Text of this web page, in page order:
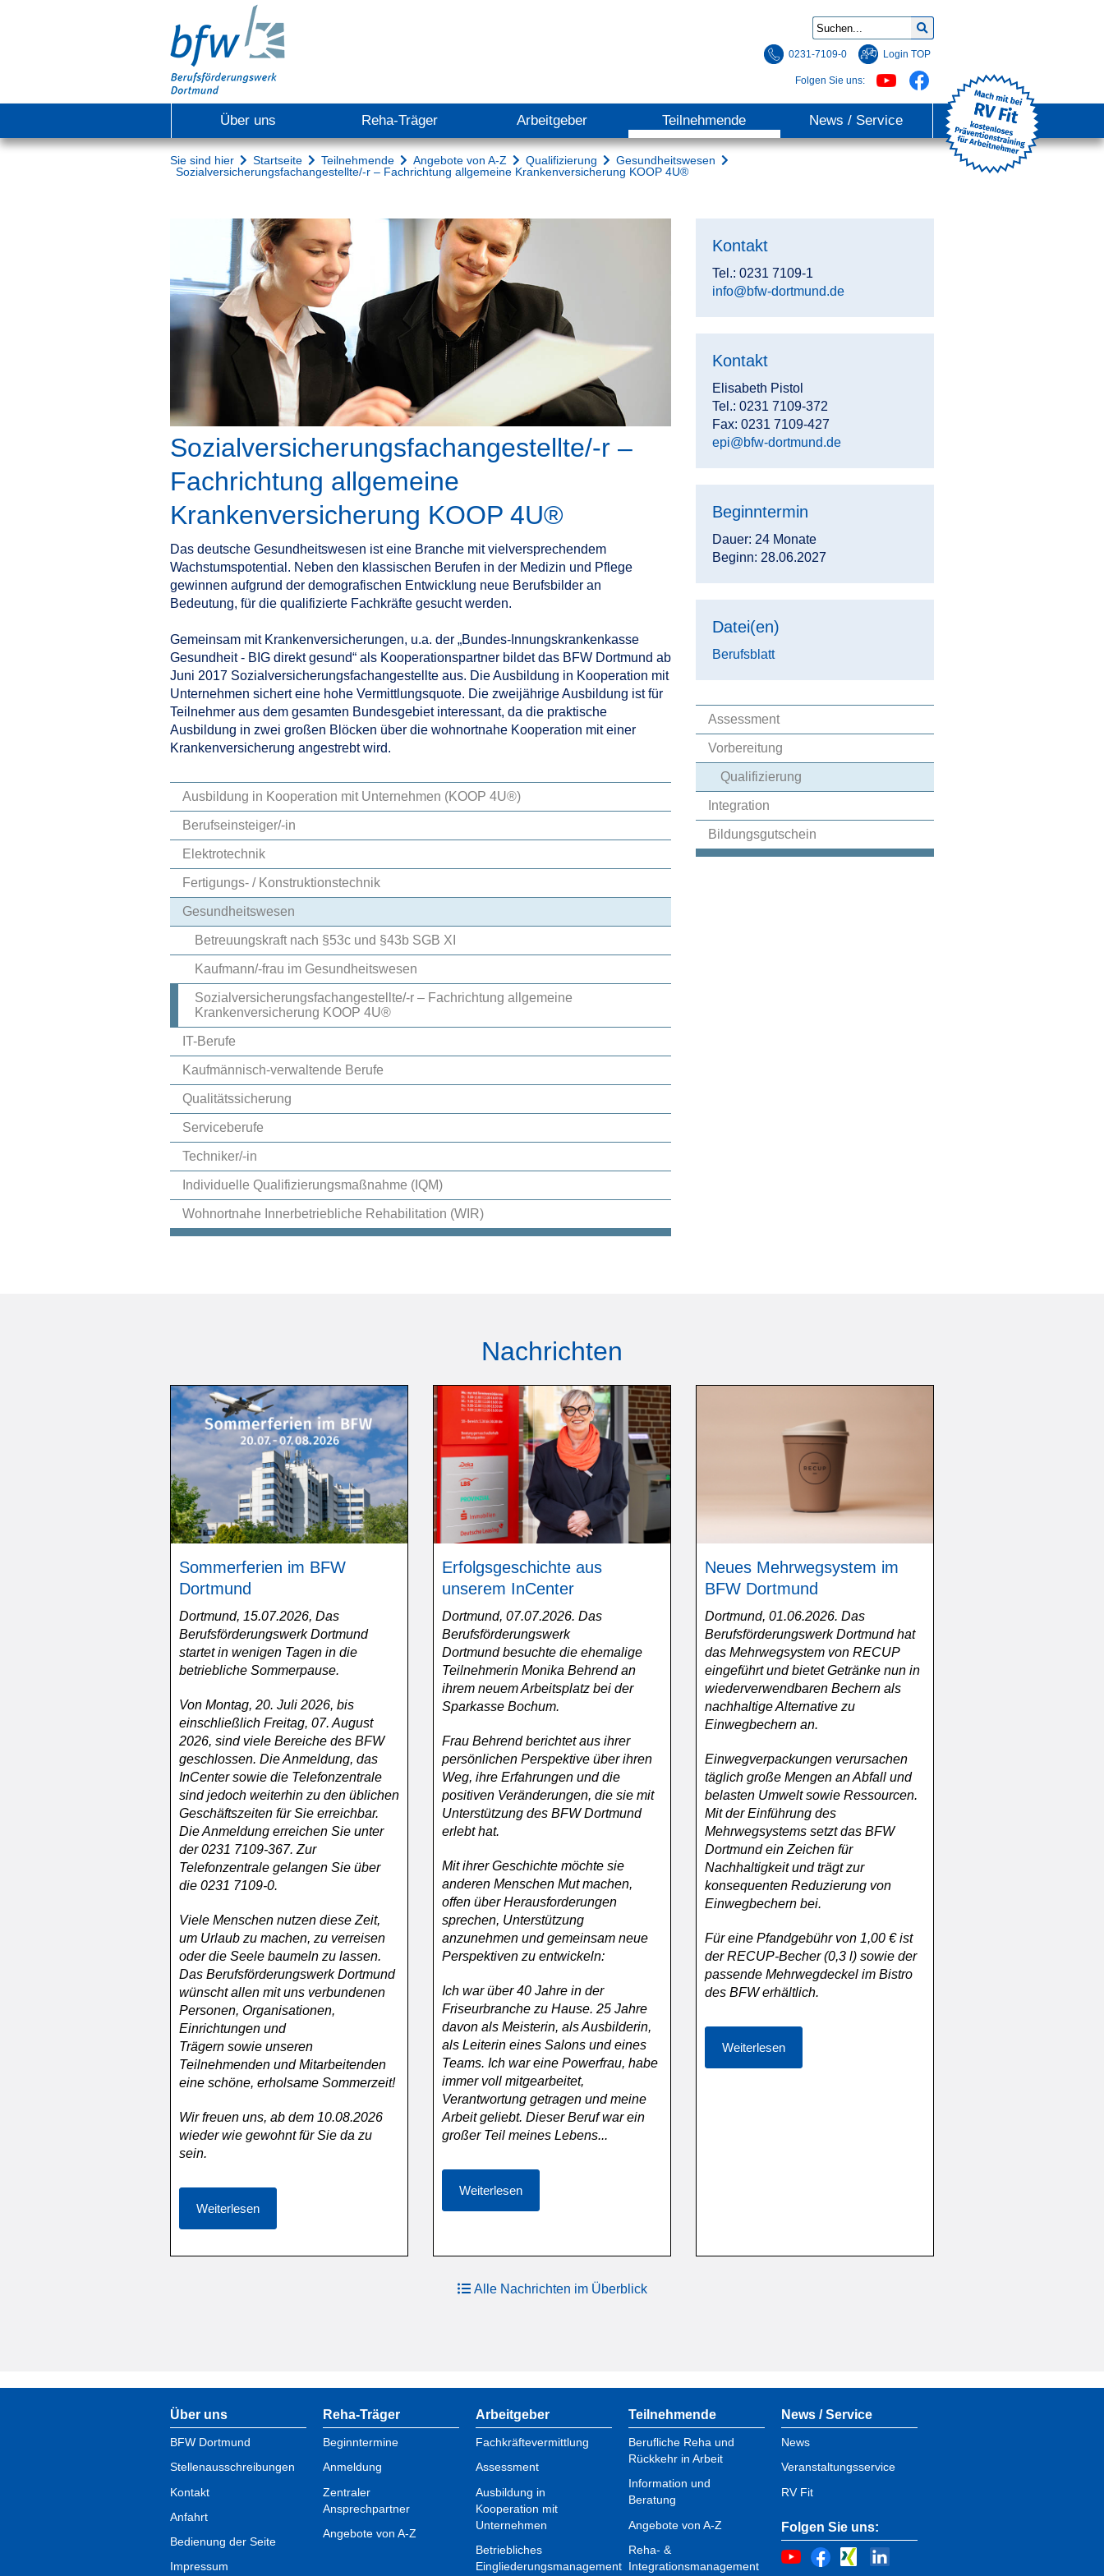
0231-7109-0 Login TOP
Folgen Sie uns:
Über uns Reha-Träger Arbeitgeber Teilnehmende News / Service
Sie sind hier Startseite Teilnehmende Angebote von A-Z Qualifizierung
Gesundheitswesen
Sozialversicherungsfachangestellte/-r – Fachrichtung allgemeine Krankenversicherung KOOP 4U®
Sozialversicherungsfachangestellte/-r –
Fachrichtung allgemeine
Krankenversicherung KOOP 4U®
Das deutsche Gesundheitswesen ist eine Branche mit vielversprechendem
Wachstumspotential. Neben den klassischen Berufen in der Medizin und Pflege
gewinnen aufgrund der demografischen Entwicklung neue Berufsbilder an
Bedeutung, für die qualifizierte Fachkräfte gesucht werden.
Gemeinsam mit Krankenversicherungen, u.a. der „Bundes-Innungskrankenkasse
Gesundheit - BIG direkt gesund“ als Kooperationspartner bildet das BFW Dortmund ab
Juni 2017 Sozialversicherungsfachangestellte aus. Die Ausbildung in Kooperation mit
Unternehmen sichert eine hohe Vermittlungsquote. Die zweijährige Ausbildung ist für
Teilnehmer aus dem gesamten Bundesgebiet interessant, da die praktische
Ausbildung in zwei großen Blöcken über die wohnortnahe Kooperation mit einer
Krankenversicherung angestrebt wird.
Ausbildung in Kooperation mit Unternehmen (KOOP 4U®)
Berufseinsteiger/-in
Elektrotechnik
Fertigungs- / Konstruktionstechnik
Gesundheitswesen
Betreuungskraft nach §53c und §43b SGB XI
Kaufmann/-frau im Gesundheitswesen
Sozialversicherungsfachangestellte/-r – Fachrichtung allgemeine
Krankenversicherung KOOP 4U®
IT-Berufe
Kaufmännisch-verwaltende Berufe
Qualitätssicherung
Serviceberufe
Techniker/-in
Individuelle Qualifizierungsmaßnahme (IQM)
Wohnortnahe Innerbetriebliche Rehabilitation (WIR)
Kontakt
Tel.: 0231 7109-1
info@bfw-dortmund.de
Kontakt
Elisabeth Pistol
Tel.: 0231 7109-372
Fax: 0231 7109-427
epi@bfw-dortmund.de
Beginntermin
Dauer: 24 Monate
Beginn: 28.06.2027
Datei(en)
Berufsblatt
Assessment
Vorbereitung
Qualifizierung
Integration
Bildungsgutschein
Nachrichten
Sommerferien im BFW
Dortmund
Dortmund, 15.07.2026, Das
Berufsförderungswerk Dortmund
startet in wenigen Tagen in die
betriebliche Sommerpause.
Von Montag, 20. Juli 2026, bis
einschließlich Freitag, 07. August
2026, sind viele Bereiche des BFW
geschlossen. Die Anmeldung, das
InCenter sowie die Telefonzentrale
sind jedoch weiterhin zu den üblichen
Geschäftszeiten für Sie erreichbar.
Die Anmeldung erreichen Sie unter
der 0231 7109-367. Zur
Telefonzentrale gelangen Sie über
die 0231 7109-0.
Viele Menschen nutzen diese Zeit,
um Urlaub zu machen, zu verreisen
oder die Seele baumeln zu lassen.
Das Berufsförderungswerk Dortmund
wünscht allen mit uns verbundenen
Personen, Organisationen,
Einrichtungen und
Trägern sowie unseren
Teilnehmenden und Mitarbeitenden
eine schöne, erholsame Sommerzeit!
Wir freuen uns, ab dem 10.08.2026
wieder wie gewohnt für Sie da zu
sein.
Weiterlesen
Erfolgsgeschichte aus
unserem InCenter
Dortmund, 07.07.2026. Das
Berufsförderungswerk
Dortmund besuchte die ehemalige
Teilnehmerin Monika Behrend an
ihrem neuem Arbeitsplatz bei der
Sparkasse Bochum.
Frau Behrend berichtet aus ihrer
persönlichen Perspektive über ihren
Weg, ihre Erfahrungen und die
positiven Veränderungen, die sie mit
Unterstützung des BFW Dortmund
erlebt hat.
Mit ihrer Geschichte möchte sie
anderen Menschen Mut machen,
offen über Herausforderungen
sprechen, Unterstützung
anzunehmen und gemeinsam neue
Perspektiven zu entwickeln:
Ich war über 40 Jahre in der
Friseurbranche zu Hause. 25 Jahre
davon als Meisterin, als Ausbilderin,
als Leiterin eines Salons und eines
Teams. Ich war eine Powerfrau, habe
immer voll mitgearbeitet,
Verantwortung getragen und meine
Arbeit geliebt. Dieser Beruf war ein
großer Teil meines Lebens...
Weiterlesen
Neues Mehrwegsystem im
BFW Dortmund
Dortmund, 01.06.2026. Das
Berufsförderungswerk Dortmund hat
das Mehrwegsystem von RECUP
eingeführt und bietet Getränke nun in
wiederverwendbaren Bechern als
nachhaltige Alternative zu
Einwegbechern an.
Einwegverpackungen verursachen
täglich große Mengen an Abfall und
belasten Umwelt sowie Ressourcen.
Mit der Einführung des
Mehrwegsystems setzt das BFW
Dortmund ein Zeichen für
Nachhaltigkeit und trägt zur
konsequenten Reduzierung von
Einwegbechern bei.
Für eine Pfandgebühr von 1,00 € ist
der RECUP-Becher (0,3 l) sowie der
passende Mehrwegdeckel im Bistro
des BFW erhältlich.
Weiterlesen
Alle Nachrichten im Überblick
Über uns
BFW Dortmund
Stellenausschreibungen
Kontakt
Anfahrt
Bedienung der Seite
Impressum
Reha-Träger
Beginntermine
Anmeldung
Zentraler
Ansprechpartner
Angebote von A-Z
Arbeitgeber
Fachkräftevermittlung
Assessment
Ausbildung in
Kooperation mit
Unternehmen
Betriebliches
Eingliederungsmanagement
Teilnehmende
Berufliche Reha und
Rückkehr in Arbeit
Information und
Beratung
Angebote von A-Z
Reha- &
Integrationsmanagement
News / Service
News
Veranstaltungsservice
RV Fit
Folgen Sie uns: